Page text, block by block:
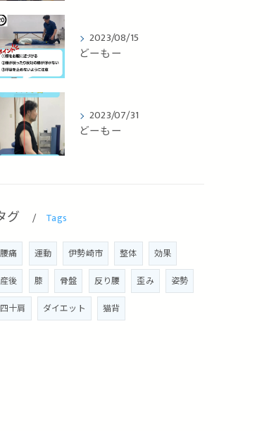
2023/08/15
どーもー
2023/07/31
どーもー
グ Tags
腰痛 運動 伊勢崎市 整体
効果
産後
膝 骨盤 反り腰 歪み
姿勢
四十肩
ダイエット 猫背